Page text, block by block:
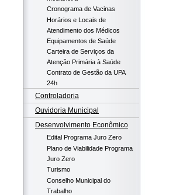
Cronograma de Vacinas
Horários e Locais de
Atendimento dos Médicos
Equipamentos de Saúde
Carteira de Serviços da
Atenção Primária à Saúde
Contrato de Gestão da UPA
24h
Controladoria
Ouvidoria Municipal
Desenvolvimento Econômico
Edital Programa Juro Zero
Plano de Viabilidade Programa
Juro Zero
Turismo
Conselho Municipal do
Trabalho